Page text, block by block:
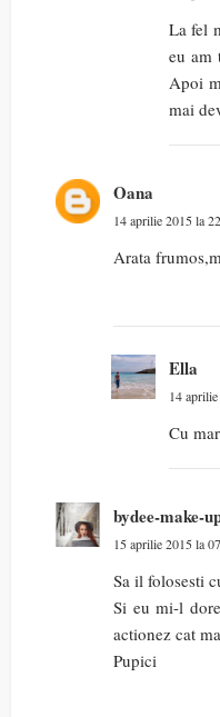
La fel
eu am
Apoi
mai
Oana
14 aprilie 2015 la
Arata
Ella
14
Cu
bydee-make-
15 aprilie 2015 la
Sa il folosesti
Si eu mi-l
actionez cat
Pupici